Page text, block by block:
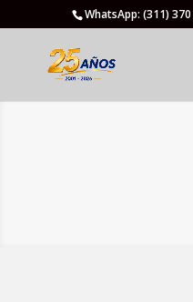
WhatsApp: (311)